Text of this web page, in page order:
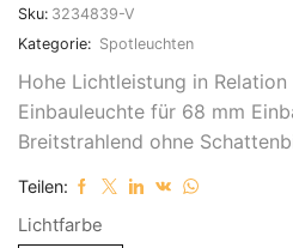
Sku: 3234839-V
Kategorie: Spotleuchten
Hohe Lichtleistung in
Einbauleuchte für 68 mm
Breitstrahlend ohne
Teilen:
Lichtfarbe